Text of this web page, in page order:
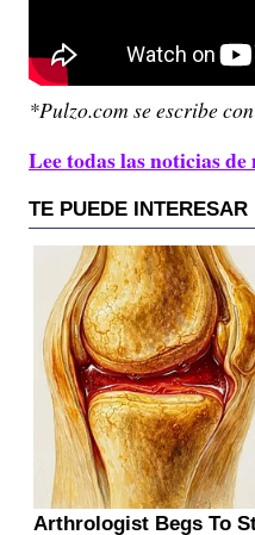
*Pulzo.com se escribe
Lee todas las noticias